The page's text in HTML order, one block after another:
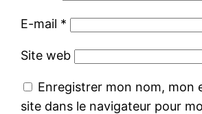
E-mail *
Site web
Enregistrer mon nom, mon
site dans le navigateur pour